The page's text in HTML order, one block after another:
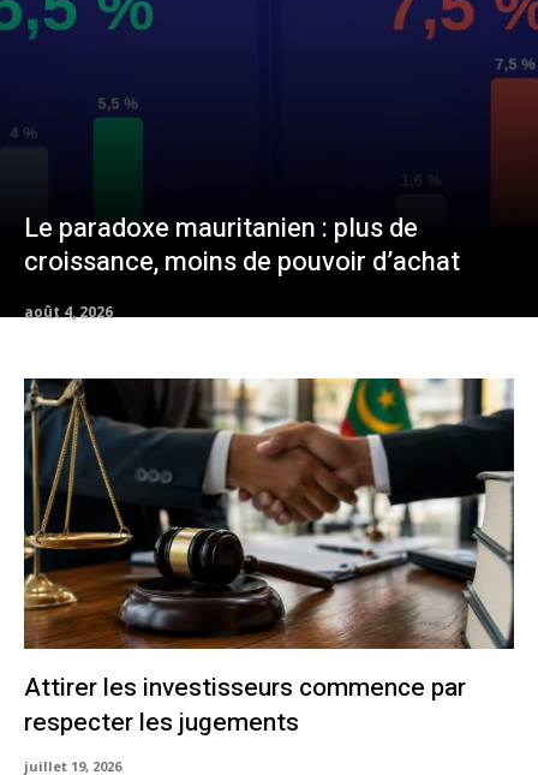
Le paradoxe mauritanien : plus de
croissance, moins de pouvoir d’achat
août 4, 2026
Attirer les investisseurs commence par
respecter les jugements
juillet 19, 2026